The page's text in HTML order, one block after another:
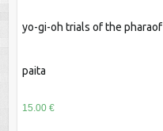
yo-gi-oh trials of the pharaof
paita
15.00 €